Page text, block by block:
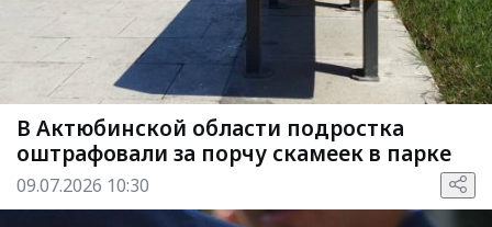
В Актюбинской области подростка
оштрафовали за порчу скамеек в парке
09.07.2026 10:30